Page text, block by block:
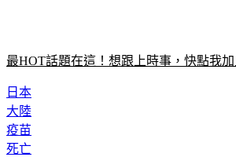
最HOT話題在這！想跟上時事，快點我
日本
大陸
疫苗
死亡